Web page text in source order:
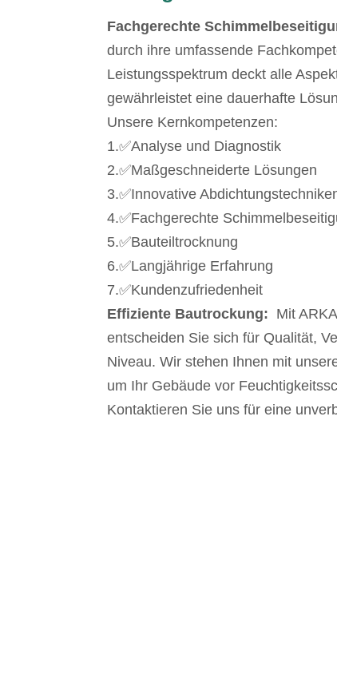
Fachgerechte
durch ihre umfassende
Leistungsspektrum deckt alle
gewährleistet eine dauerhafte
Unsere Kernkompetenzen:
1.✅Analyse und Diagnostik
2.✅Maßgeschneiderte Lösungen
3.✅Innovative
4.✅Fachgerechte
5.✅Bauteiltrocknung
6.✅Langjährige Erfahrung
7.✅Kundenzufriedenheit
Effiziente Bautrockung: Mit
entscheiden Sie sich für Qualität,
Niveau. Wir stehen Ihnen mit
um Ihr Gebäude vor
Kontaktieren Sie uns für eine